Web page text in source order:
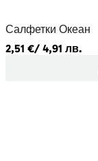
Салфетки Океан
2,51 €/ 4,91 лв.